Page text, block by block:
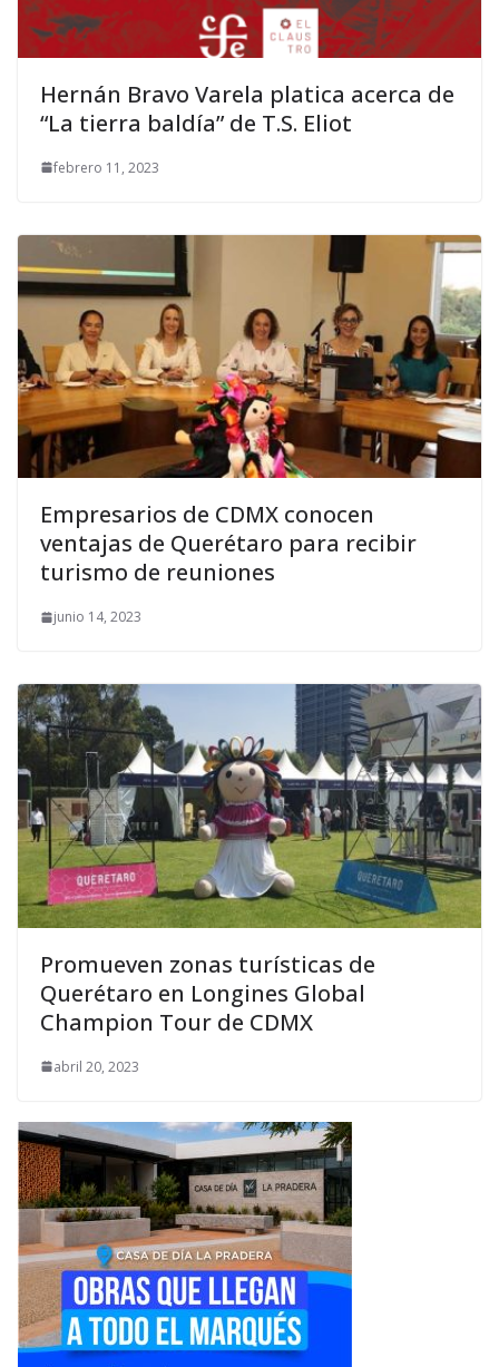
Hernán Bravo Varela platica acerca de
“La tierra baldía” de T.S. Eliot
febrero 11, 2023
Empresarios de CDMX conocen
ventajas de Querétaro para recibir
turismo de reuniones
junio 14, 2023
Promueven zonas turísticas de
Querétaro en Longines Global
Champion Tour de CDMX
abril 20, 2023